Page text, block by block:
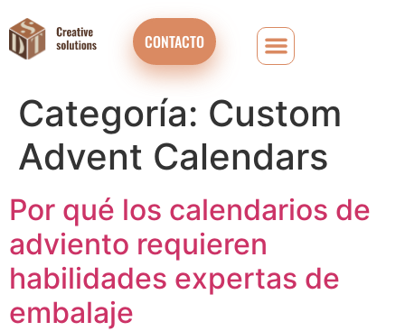
CONTACTO
Categoría: Custom
Advent Calendars
Por qué los calendarios de
adviento requieren
habilidades expertas de
embalaje